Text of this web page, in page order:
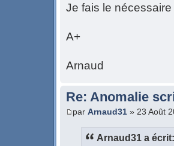
Je fais le
A+
Arnaud
Re: Anomalie
par Arnaud31 » 23 Août
Arnaud31 a écrit: